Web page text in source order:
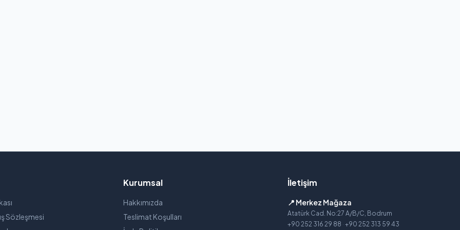
Sözleşmesi
Kurumsal
Hakkımızda
Teslimat Koşulları
İletişim
📍 Merkez Mağaza
Atatürk Cad. No:27 A/B/C, Bodrum
+90 252 316 29 88 · +90 252 313 59 43